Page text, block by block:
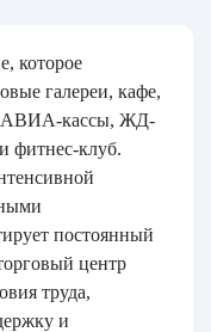
которое
галереи, кафе,
АВИА-кассы, ЖД-
фитнес-клуб.
постоянный
центр
труда,
и